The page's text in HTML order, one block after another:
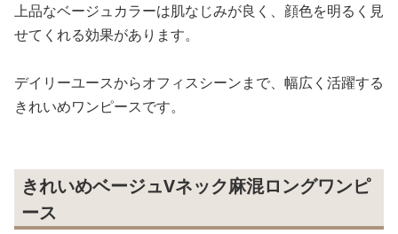
上品なベージュカラーは肌なじみが良く、顔色を明るく見
せてくれる効果があります。
デイリーユースからオフィスシーンまで、幅広く活躍する
きれいめワンピースです。
きれいめベージュVネック麻混ロングワンピ
ース